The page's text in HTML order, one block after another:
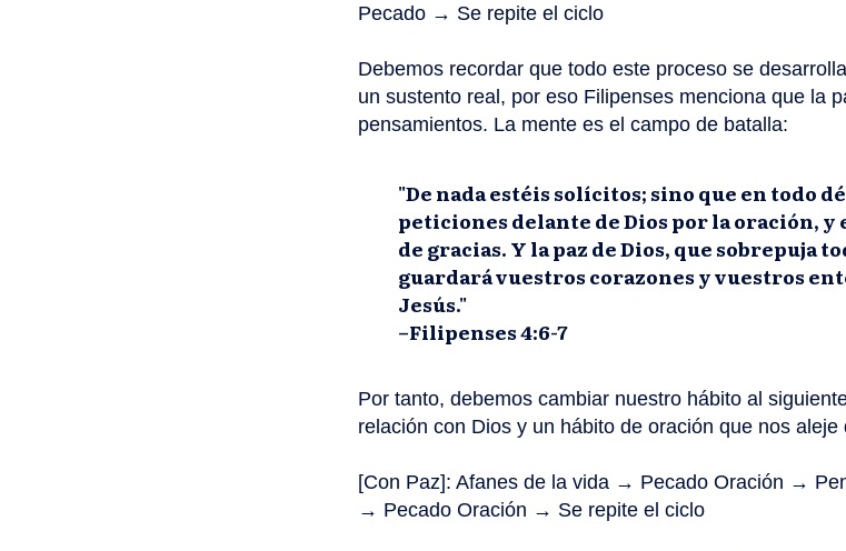
Pecado → Se repite el ciclo
Debemos recordar que todo este proceso se
un sustento real, por eso Filipenses menciona que la
pensamientos. La mente es el campo de batalla:
"De nada estéis solícitos; sino que en todo
peticiones delante de Dios por la oración,
de gracias. Y la paz de Dios, que sobrepuja
guardará vuestros corazones y vuestros
Jesús."
–Filipenses 4:6-7
Por tanto, debemos cambiar nuestro hábito al
relación con Dios y un hábito de oración que nos aleje
[Con Paz]: Afanes de la vida → Pecado Oración →
→ Pecado Oración → Se repite el ciclo